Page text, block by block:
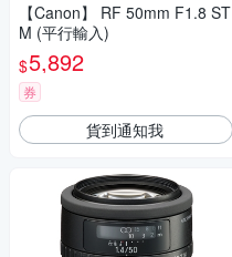
【Canon】 RF 50mm F1.8 ST
M (平行輸入)
$5,892
券
貨到通知我